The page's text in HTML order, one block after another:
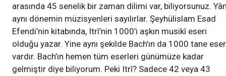
arasında 45 senelik bir zaman dilimi var, biliyorsunuz.
aynı dönemin müzisyenleri sayılırlar. Şeyhülislam Esad
Efendi’nin kitabında, Itrî’nin 1000’i aşkın musikî eseri
olduğu yazar. Yine aynı şekilde Bach’ın da 1000 tane
vardır. Bach’ın hemen tüm eserleri günümüze kadar
gelmiştir diye biliyorum. Peki Itrî? Sadece 42 veya 43